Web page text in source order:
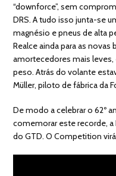
“downforce”, sem
DRS. A tudo isso junta-se
magnésio e pneus de alta
Realce ainda para as
amortecedores mais
peso. Atrás do volante
Müller, piloto de fábrica da
De modo a celebrar o 62º
comemorar este recorde, a
do GTD. O Competition